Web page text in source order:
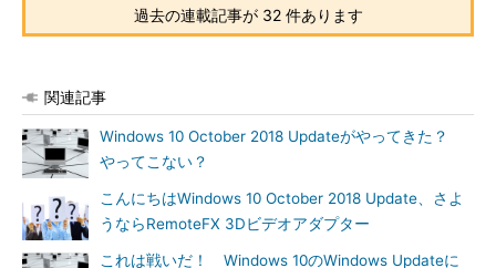
は、推奨パーティション構成にこだわる必要はありません。通常
の方法でクリーンインストールしてください。
●手順（2）
Windows 10のクリーンインストールが完了したら、ローカル
アカウントでサインインします。
●手順（3）
「タスクスケジューラ」（Taskschd.msc）を使用して、
過去の連載記事が 32 件あります
関連記事
Windows 10 October 2018 Updateがやってきた？
やってこない？
こんにちはWindows 10 October 2018 Update、さよ
うならRemoteFX 3Dビデオアダプター
これは戦いだ！ Windows 10のWindows Updateに